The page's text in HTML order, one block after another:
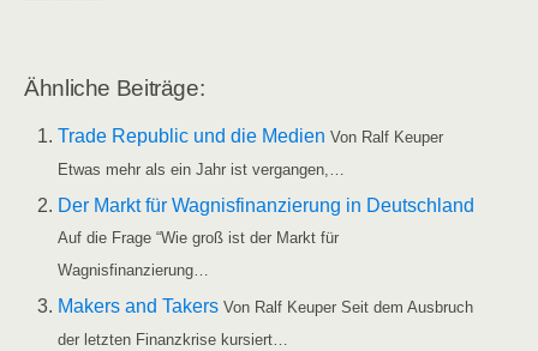
Ähn­li­che Beiträge:
Trade Repu­blic und die Medi­en Von Ralf Keu­per
Etwas mehr als ein Jahr ist vergangen,…
Der Markt für Wag­nis­fi­nan­zie­rung in Deutsch­land
Auf die Fra­ge “Wie groß ist der Markt für
Wagnisfinanzierung…
Makers and Takers Von Ralf Keu­per Seit dem Aus­bruch
der letz­ten Finanz­kri­se kursiert…